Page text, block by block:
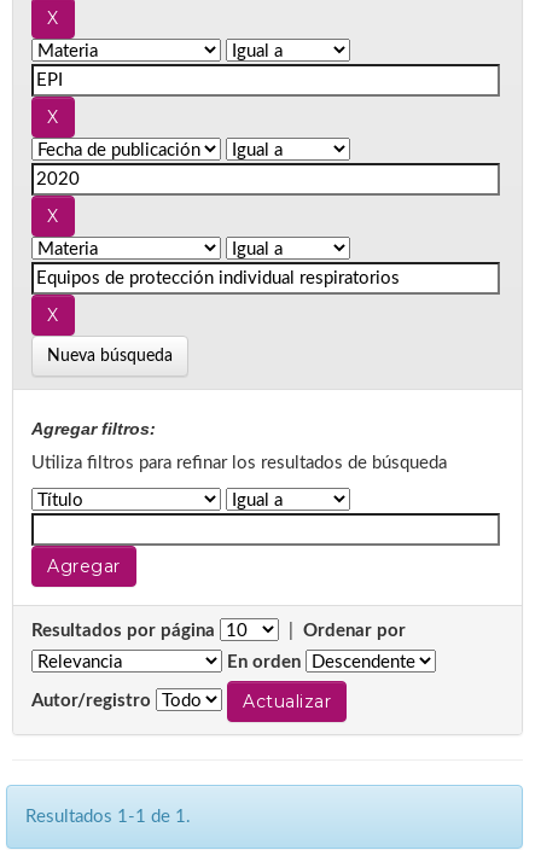
Nueva búsqueda
Agregar filtros:
Utiliza filtros para refinar los resultados de búsqueda
Resultados por página
Ordenar por
En orden
Autor/registro
Resultados 1-1 de 1.